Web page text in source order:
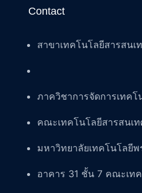
Contact
สาขาเทคโนโลยีสารสน
ภาควิชาการจัดการเทคโ
คณะเทคโนโลยีสารสนเ
มหาวิทยาลัยเทคโนโลยี
อาคาร 31 ชั้น 7 คณะเท